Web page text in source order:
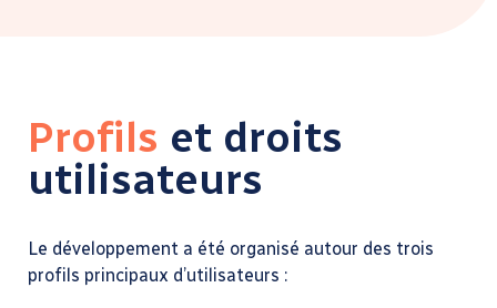
Profils et droits
utilisateurs
Le développement a été organisé autour des trois
profils principaux d’utilisateurs :